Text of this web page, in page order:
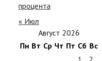
процента
« Июл
Август 2026
Пн Вт Ср Чт Пт Сб Вс